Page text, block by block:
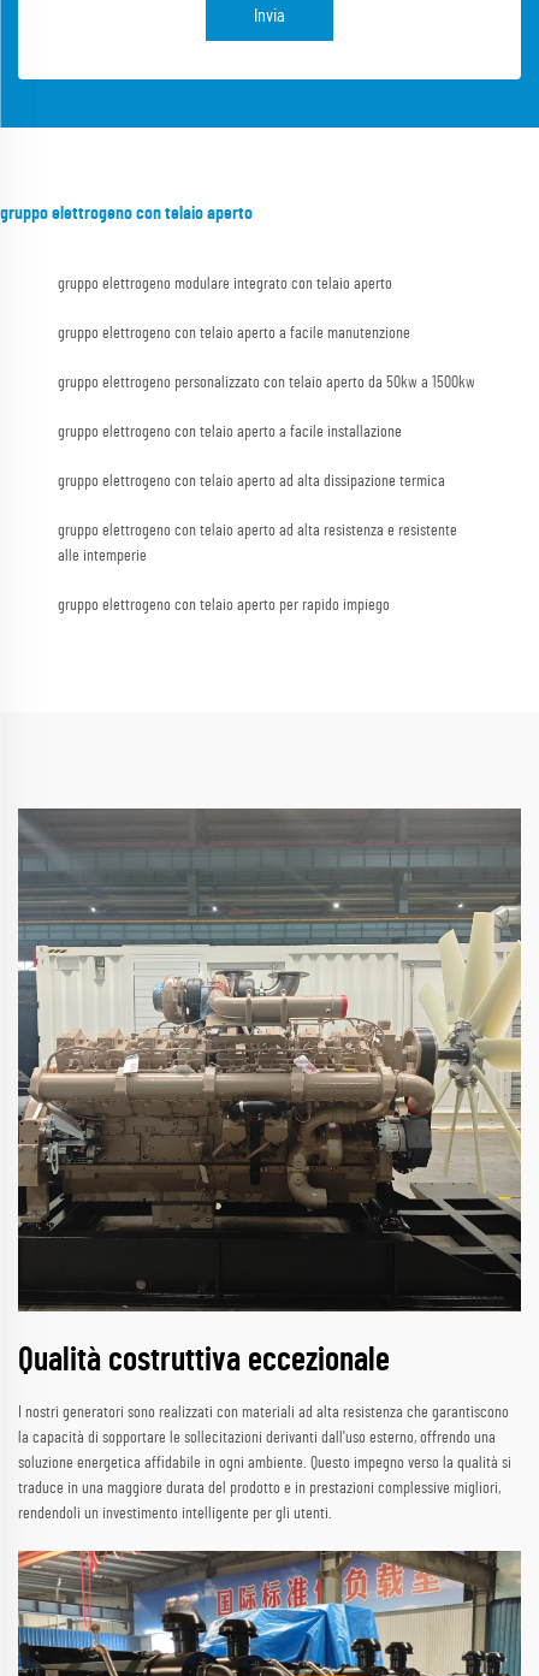
Invia
gruppo elettrogeno con telaio aperto
gruppo elettrogeno modulare integrato con telaio aperto
gruppo elettrogeno con telaio aperto a facile manutenzione
gruppo elettrogeno personalizzato con telaio aperto da 50kw a 1500kw
gruppo elettrogeno con telaio aperto a facile installazione
gruppo elettrogeno con telaio aperto ad alta dissipazione termica
gruppo elettrogeno con telaio aperto ad alta resistenza e resistente
alle intemperie
gruppo elettrogeno con telaio aperto per rapido impiego
Qualità costruttiva eccezionale
I nostri generatori sono realizzati con materiali ad alta resistenza che garantiscono
la capacità di sopportare le sollecitazioni derivanti dall'uso esterno, offrendo una
soluzione energetica affidabile in ogni ambiente. Questo impegno verso la qualità si
traduce in una maggiore durata del prodotto e in prestazioni complessive migliori,
rendendoli un investimento intelligente per gli utenti.